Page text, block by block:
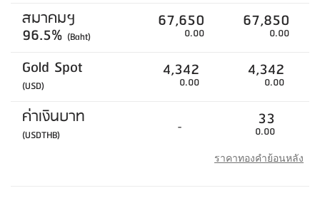
สมาคมฯ
96.5% (Baht)
67,650
0.00
67,850
0.00
Gold Spot
(USD)
4,342
0.00
4,342
0.00
ค่าเงินบาท
(USDTHB) - 33
0.00
ราคาทองคำย้อนหลัง